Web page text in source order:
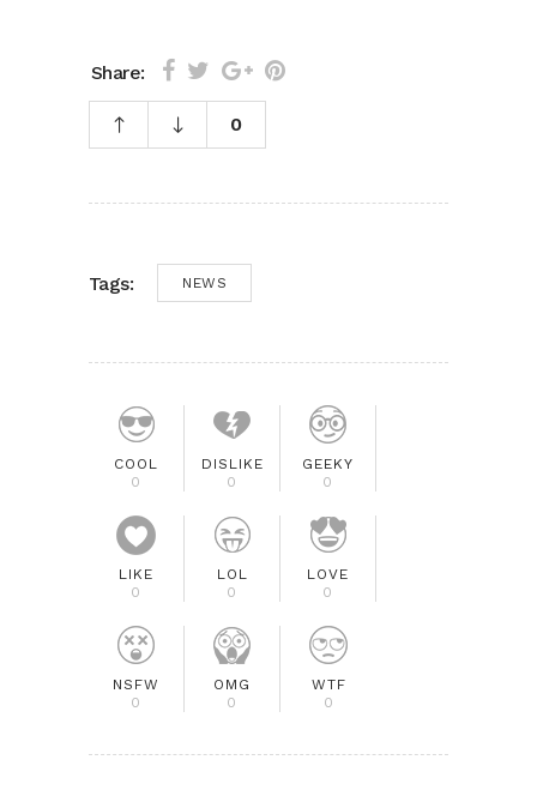
Share:
0
Tags: NEWS
COOL
0
DISLIKE
0
GEEKY
0
LIKE
0
LOL
0
LOVE
0
NSFW
0
OMG
0
WTF
0